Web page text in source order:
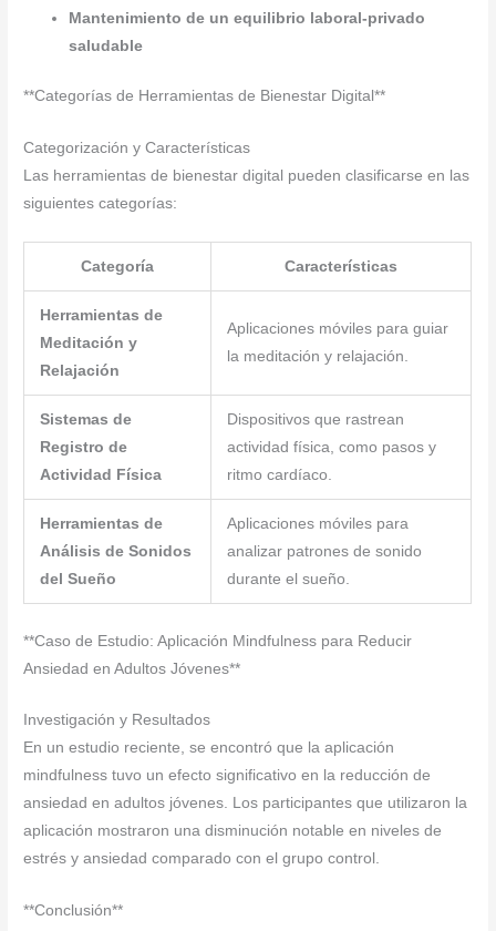
Mantenimiento de un equilibrio laboral-privado
saludable
**Categorías de Herramientas de Bienestar Digital**
Categorización y Características
Las herramientas de bienestar digital pueden clasificarse en las
siguientes categorías:
Categoría Características
Herramientas de
Meditación y
Relajación
Aplicaciones móviles para guiar
la meditación y relajación.
Sistemas de
Registro de
Actividad Física
Dispositivos que rastrean
actividad física, como pasos y
ritmo cardíaco.
Herramientas de
Análisis de Sonidos
del Sueño
Aplicaciones móviles para
analizar patrones de sonido
durante el sueño.
**Caso de Estudio: Aplicación Mindfulness para Reducir
Ansiedad en Adultos Jóvenes**
Investigación y Resultados
En un estudio reciente, se encontró que la aplicación
mindfulness tuvo un efecto significativo en la reducción de
ansiedad en adultos jóvenes. Los participantes que utilizaron la
aplicación mostraron una disminución notable en niveles de
estrés y ansiedad comparado con el grupo control.
**Conclusión**